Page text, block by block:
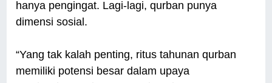
hanya pengingat. Lagi-lagi, qurban punya
dimensi sosial.
“Yang tak kalah penting, ritus tahunan qurban
memiliki potensi besar dalam upaya